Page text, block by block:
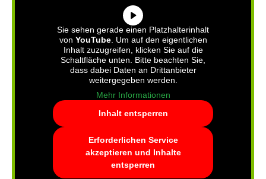
Sie sehen gerade einen Platzhalterinhalt
von YouTube. Um auf den eigentlichen
Inhalt zuzugreifen, klicken Sie auf die
Schaltfläche unten. Bitte beachten Sie,
dass dabei Daten an Drittanbieter
weitergegeben werden.
Mehr Informationen
Inhalt entsperren
Erforderlichen Service
akzeptieren und Inhalte
entsperren